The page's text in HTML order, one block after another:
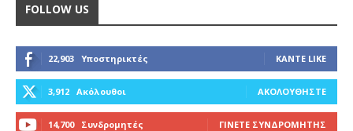
FOLLOW US
22,903 Υποστηρικτές ΚΆΝΤΕ LIKE
3,912 Ακόλουθοι ΑΚΟΛΟΥΘΉΣΤΕ
14,700 Συνδρομητές ΓΊΝΕΤΕ ΣΥΝΔΡΟΜΗΤΉΣ